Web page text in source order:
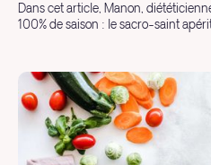
Dans cet article, Manon,
100% de saison : le sacro-saint